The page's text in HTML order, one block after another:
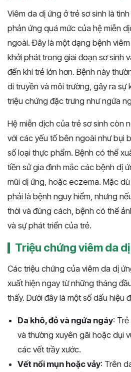
Viêm da dị ứng ở trẻ sơ sinh là
phản ứng quá mức của hệ miễn
ngoài. Đây là một dạng bệnh
khởi phát trong giai đoạn sơ sinh
đến khi trẻ lớn hơn. Bệnh này
di truyền và môi trường, gây ra
triệu chứng đặc trưng như ngứa
Hệ miễn dịch của trẻ sơ sinh còn
với các yếu tố bên ngoài như bụi
số loại thực phẩm. Bệnh có thể
tiền sử gia đình mắc các bệnh dị
mũi dị ứng, hoặc eczema. Mặc
phải là bệnh nguy hiểm, nhưng
thời và đúng cách, bệnh có thể
và sự phát triển của trẻ.
Triệu chứng viêm da
Các triệu chứng của viêm da dị
xuất hiện ngay từ những tháng
thấy. Dưới đây là một số dấu hiệu
Da khô, đỏ và ngứa ngáy:
và thường xuyên gãi hoặc dụi
các vết trầy xước.
Vết nổi mụn hoặc vảy: Trên